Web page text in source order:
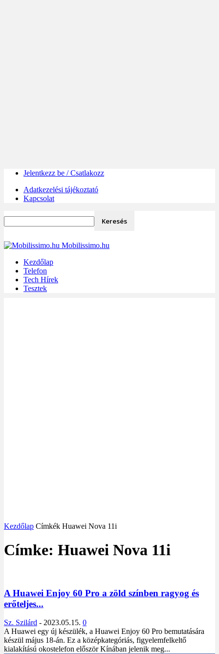
Jelentkezz be / Csatlakozz
Adatkezelési tájékoztató
Kapcsolat
Mobilissimo.hu
Kezdőlap
Telefon
Tech Hírek
Tesztek
Kezdőlap Címkék Huawei Nova 11i
Címke: Huawei Nova 11i
A Huawei Enjoy 60 Pro a zöld színben ragyog és
erőteljes...
Sz. Szilárd - 2023.05.15. 0
A Huawei egy új készülék, a Huawei Enjoy 60 Pro bemutatására
készül május 18-án. Ez a középkategóriás, figyelemfelkeltő
kialakítású okostelefon először Kínában jelenik meg...